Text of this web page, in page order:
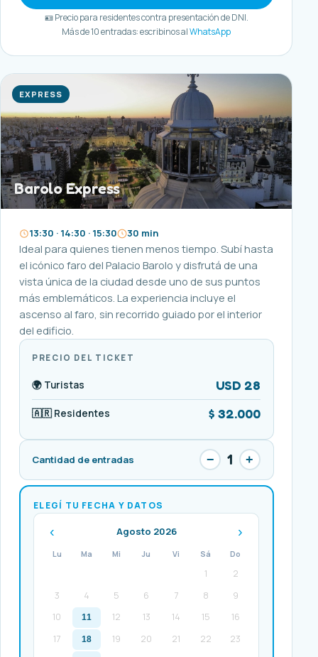
🪪 Precio para residentes contra presentación de DNI.
Más de 10 entradas: escribinos alWhatsApp
EXPRESS
Barolo Express
13:30 · 14:30 · 15:30 30 min
Ideal para quienes tienen menos tiempo. Subí hasta
el icónico faro del Palacio Barolo y disfrutá de una
vista única de la ciudad desde uno de sus puntos
más emblemáticos. La experiencia incluye el
ascenso al faro, sin recorrido guiado por el interior
del edificio.
PRECIO DEL TICKET
🌍 Turistas USD 28
🇦🇷 Residentes $ 32.000
Cantidad de entradas − 1 +
ELEGÍ TU FECHA Y DATOS
‹ Agosto 2026 ›
Lu Ma Mi Ju Vi Sá Do
1
2
3
4 5 6 7 8
9
10
11 12 13 14 15
16
17
18 19 20 21 22
23